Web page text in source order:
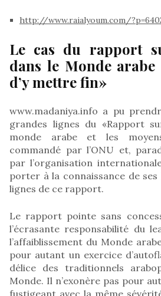
http://www.raialyoum.com/
Le cas du rapport
dans le Monde arabe
d’y mettre fin»
www.madaniya.info a pu
grandes lignes du «Rapport
monde arabe et les
commandé par l’ONU et,
par l’organisation
porter à la connaissance de
lignes de ce rapport.
Le rapport pointe sans
l’écrasante responsabilité du
l’affaiblissement du Monde
pour autant un exercice
délice des traditionnels
Monde. Il n’exonère pas pour
fustigeant avec la même